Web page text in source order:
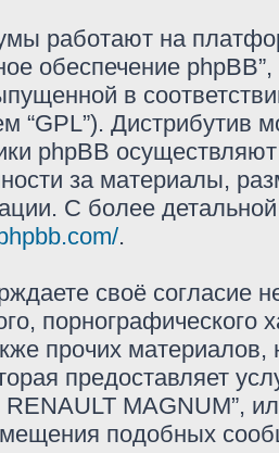
работают на
обеспечение
в
“GPL”). Дистрибутив
phpBB
за материалы,
С более
.
своё согласие
порнографического
прочих
предоставляет
RENAULT MAGNUM”,
подобных